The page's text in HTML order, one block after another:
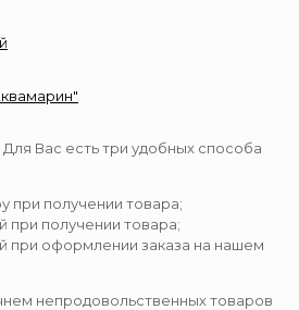
Вас есть три удобных способа
при получении товара;
при получении товара;
при оформлении заказа на нашем
непродовольственных товаров